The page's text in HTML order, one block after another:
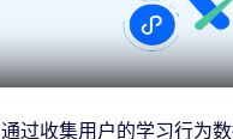
通过收集用户的学习行为